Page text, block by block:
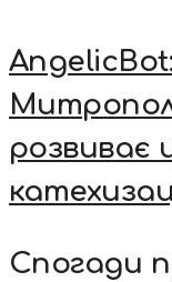
розвиває
Спогади